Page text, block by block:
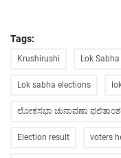
Tags:
Krushirushi Lok
Lok sabha elections
ಲೋಕಸಭಾ ಚುನಾವಣಾ
Election result voters